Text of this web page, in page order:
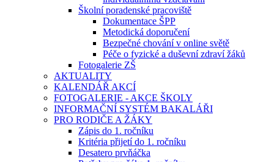
Školní poradenské pracoviště
Dokumentace ŠPP
Metodická doporučení
Bezpečné chování v online světě
Péče o fyzické a duševní zdraví žáků
Fotogalerie ZŠ
AKTUALITY
KALENDÁŘ AKCÍ
FOTOGALERIE - AKCE ŠKOLY
INFORMAČNÍ SYSTÉM BAKALÁŘI
PRO RODIČE A ŽÁKY
Zápis do 1. ročníku
Kritéria přijetí do 1. ročníku
Desatero prvňáčka